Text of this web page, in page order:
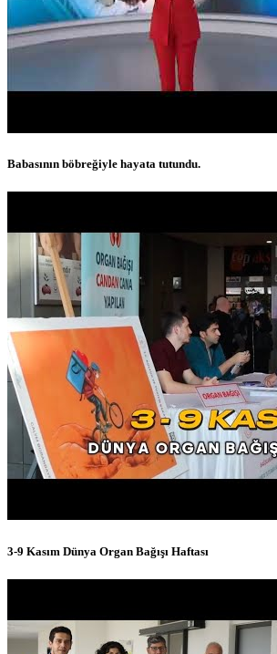
Babasının böbreğiyle hayata tutundu.
3-9 Kasım Dünya Organ Bağışı Haftası